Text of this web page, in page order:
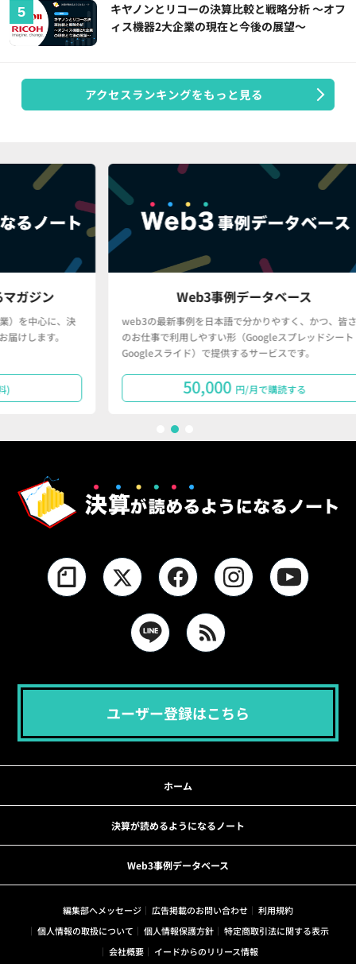
キヤノンとリコーの決算比較と戦略分析 ～オフ
ィス機器2大企業の現在と今後の展望～
アクセスランキングをもっと見る
決
Web3事例データベース
web3の最新事例を日本語で分かりやすく、かつ、皆さん
のお仕事で利用しやすい形（Googleスプレッドシート・
Googleスライド）で提供するサービスです。
50,000 円/月で購読する
ユーザー登録はこちら
ホーム
決算が読めるようになるノート
Web3事例データベース
編集部へメッセージ 広告掲載のお問い合わせ
利用規約
個人情報の取扱について
個人情報保護方針
特定商取引法に関する表示
会社概要
イードからのリリース情報